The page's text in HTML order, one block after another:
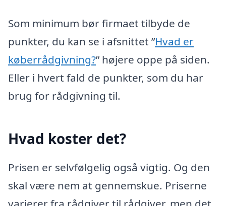
Som minimum bør firmaet tilbyde de
punkter, du kan se i afsnittet ”Hvad er
køberrådgivning?” højere oppe på siden.
Eller i hvert fald de punkter, som du har
brug for rådgivning til.
Hvad koster det?
Prisen er selvfølgelig også vigtig. Og den
skal være nem at gennemskue. Priserne